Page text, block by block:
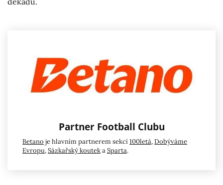
Partner Football Clubu
Betano je hlavním partnerem sekcí100letá,Dobýváme
Evropu,Sázkařský koutekaSparta.